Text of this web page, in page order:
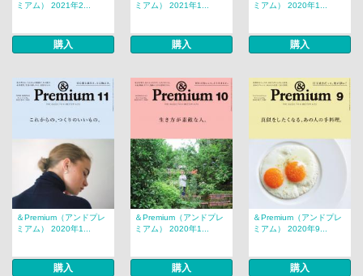
ミアム） 2021年2...
購入
ミアム） 2021年1...
購入
ミアム） 2020年1...
購入
＆Premium（アンドプレ
ミアム） 2020年1...
購入
＆Premium（アンドプレ
ミアム） 2020年1...
購入
＆Premium（アンドプレ
ミアム） 2020年9...
購入